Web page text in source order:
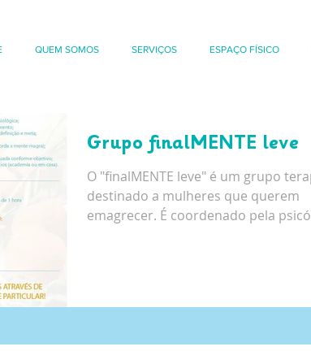
QUEM SOMOS SERVIÇOS ESPAÇO FÍSICO
Grupo finalMENTE leve
O "finalMENTE leve" é um grupo
destinado a mulheres que querem
emagrecer. É coordenado pela